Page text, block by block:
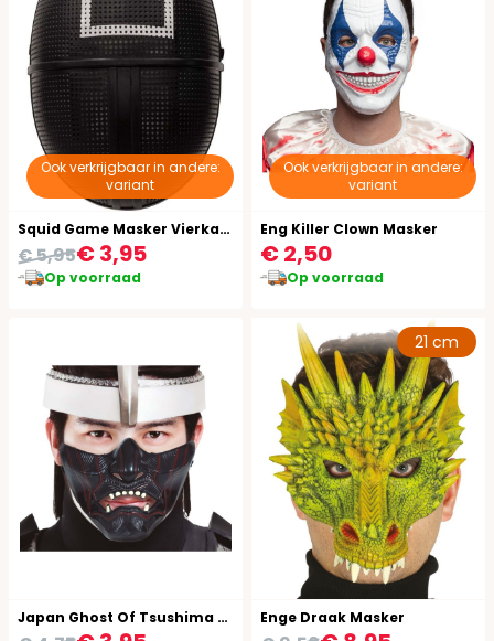
Ook verkrijgbaar in andere:
variant
Squid Game Masker Vierkant Volwassenen
€ 3,95
€ 5,95
Op voorraad
Ook verkrijgbaar in andere:
variant
Eng Killer Clown Masker
€ 2,50
Op voorraad
Japan Ghost Of Tsushima Masker
21 cm
Enge Draak Masker